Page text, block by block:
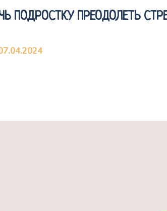
ПОДРОСТКУ ПРЕОДОЛЕТЬ